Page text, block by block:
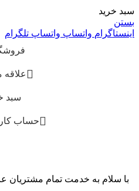
سبد خرید
بستن
اینستاگرام واتساپ واتساپ تلگرام
علاقه
سبد
حساب
با سلام به خدمت تمام مشتریان